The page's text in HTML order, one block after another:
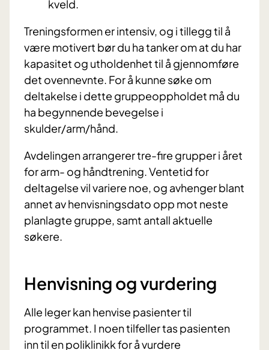
kveld.
Treningsformen er intensiv, og i tillegg til å
være motivert bør du ha tanker om at du har
kapasitet og utholdenhet til å gjennomføre
det ovennevnte. For å kunne søke om
deltakelse i dette gruppeoppholdet må du
ha begynnende bevegelse i
skulder/arm/hånd.
Avdelingen arrangerer tre-fire grupper i året
for arm- og håndtrening. Ventetid for
deltagelse vil variere noe, og avhenger blant
annet av henvisningsdato opp mot neste
planlagte gruppe, samt antall aktuelle
søkere.
Henvisning og vurdering
Alle leger kan henvise pasienter til
programmet. I noen tilfeller tas pasienten
inn til en poliklinikk for å vurdere